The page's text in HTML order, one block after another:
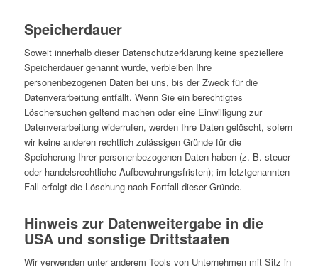
Speicherdauer
Soweit innerhalb dieser Datenschutzerklärung keine speziellere
Speicherdauer genannt wurde, verbleiben Ihre
personenbezogenen Daten bei uns, bis der Zweck für die
Datenverarbeitung entfällt. Wenn Sie ein berechtigtes
Löschersuchen geltend machen oder eine Einwilligung zur
Datenverarbeitung widerrufen, werden Ihre Daten gelöscht, sofern
wir keine anderen rechtlich zulässigen Gründe für die
Speicherung Ihrer personenbezogenen Daten haben (z. B. steuer-
oder handelsrechtliche Aufbewahrungsfristen); im letztgenannten
Fall erfolgt die Löschung nach Fortfall dieser Gründe.
Hinweis zur Datenweitergabe in die
USA und sonstige Drittstaaten
Wir verwenden unter anderem Tools von Unternehmen mit Sitz in